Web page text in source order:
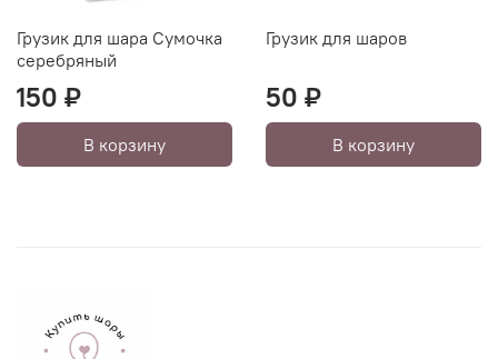
Грузик для шара Сумочка
серебряный
150 ₽
В корзину
Грузик для шаров
50 ₽
В корзину